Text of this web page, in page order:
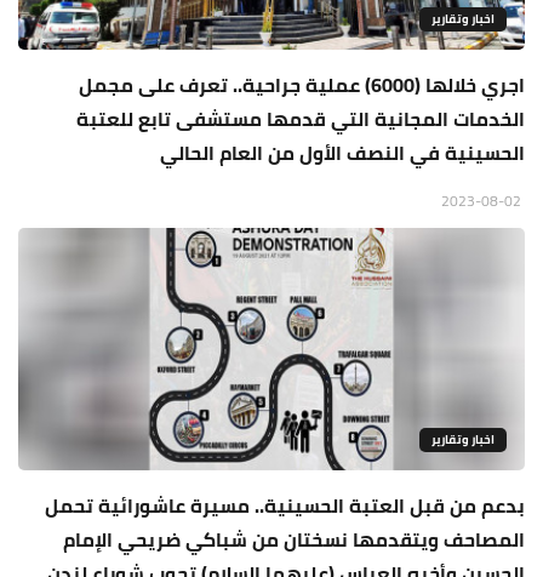
اخبار وتقارير
اجري خلالها (6000) عملية جراحية.. تعرف على مجمل
الخدمات المجانية التي قدمها مستشفى تابع للعتبة
الحسينية في النصف الأول من العام الحالي
اخبار وتقارير
بدعم من قبل العتبة الحسينية.. مسيرة عاشورائية تحمل
المصاحف ويتقدمها نسختان من شباكي ضريحي الإمام